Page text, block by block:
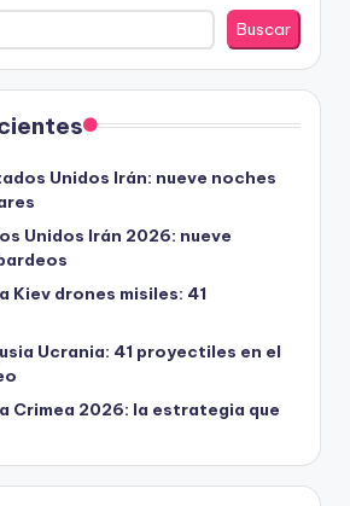
Buscar
Unidos Irán: nueve noches
Unidos Irán 2026: nueve
Kiev drones misiles: 41
Ucrania: 41 proyectiles en el
Crimea 2026: la estrategia que